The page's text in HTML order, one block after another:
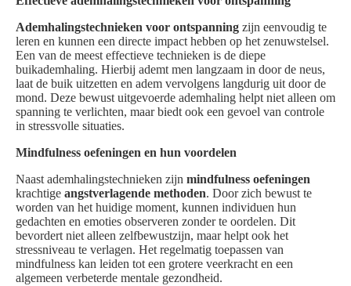
Ademhalingstechnieken voor ontspanning zijn eenvoudig te
leren en kunnen een directe impact hebben op het zenuwstelsel.
Een van de meest effectieve technieken is de diepe
buikademhaling. Hierbij ademt men langzaam in door de neus,
laat de buik uitzetten en adem vervolgens langdurig uit door de
mond. Deze bewust uitgevoerde ademhaling helpt niet alleen om
spanning te verlichten, maar biedt ook een gevoel van controle
in stressvolle situaties.
Mindfulness oefeningen en hun voordelen
Naast ademhalingstechnieken zijn mindfulness oefeningen
krachtige angstverlagende methoden. Door zich bewust te
worden van het huidige moment, kunnen individuen hun
gedachten en emoties observeren zonder te oordelen. Dit
bevordert niet alleen zelfbewustzijn, maar helpt ook het
stressniveau te verlagen. Het regelmatig toepassen van
mindfulness kan leiden tot een grotere veerkracht en een
algemeen verbeterde mentale gezondheid.